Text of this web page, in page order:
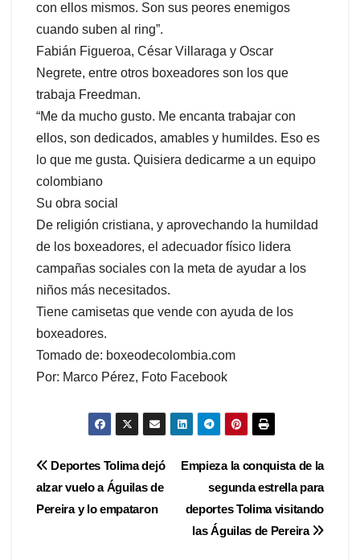
con ellos mismos. Son sus peores enemigos
cuando suben al ring”.
Fabián Figueroa, César Villaraga y Oscar
Negrete, entre otros boxeadores son los que
trabaja Freedman.
“Me da mucho gusto. Me encanta trabajar con
ellos, son dedicados, amables y humildes. Eso es
lo que me gusta. Quisiera dedicarme a un equipo
colombiano
Su obra social
De religión cristiana, y aprovechando la humildad
de los boxeadores, el adecuador físico lidera
campañas sociales con la meta de ayudar a los
niños más necesitados.
Tiene camisetas que vende con ayuda de los
boxeadores.
Tomado de: boxeodecolombia.com
Por: Marco Pérez, Foto Facebook
Navegación
de
Empieza la conquista de la
segunda estrella para
deportes Tolima visitando
las Águilas de Pereira
Deportes Tolima dejó
alzar vuelo a Águilas de
Pereira y lo empataron